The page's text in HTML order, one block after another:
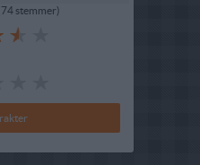
74 stemmer)